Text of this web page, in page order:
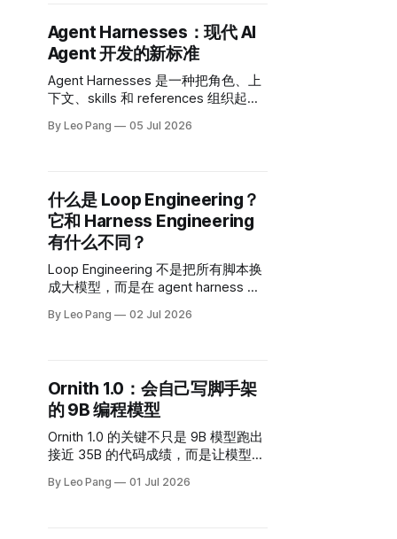
Agent Harnesses：现代 AI
Agent 开发的新标准
Agent Harnesses 是一种把角色、上
下文、skills 和 references 组织起来
务中更稳定、可复用、可维护地工
By Leo Pang 05 Jul 2026
什么是 Loop Engineering？
它和 Harness Engineering
有什么不同？
Loop Engineering 不是把所有脚本换
成大模型，而是在 agent harness 之
maker/checker 分工和可验证停止条
By Leo Pang 02 Jul 2026
Ornith 1.0：会自己写脚手架
的 9B 编程模型
Ornith 1.0 的关键不只是 9B 模型跑出
接近 35B 的代码成绩，而是让模型学
励同时优化 scaffold 和 solution。
By Leo Pang 01 Jul 2026